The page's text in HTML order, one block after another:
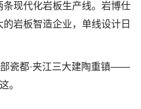
现代化岩板生产线。岩博仕
岩板智造企业，单线设计日
部瓷都·夹江三大建陶重镇——
。